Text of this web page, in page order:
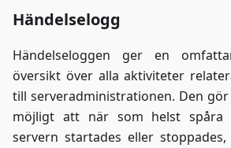
Händelselogg
Händelseloggen ger en
översikt över alla aktiviteter
till serveradministrationen. Den
möjligt att när som helst spåra
servern startades eller stoppades,